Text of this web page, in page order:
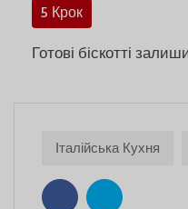
5 Крок
Готові біскотті
Італійська Кухня